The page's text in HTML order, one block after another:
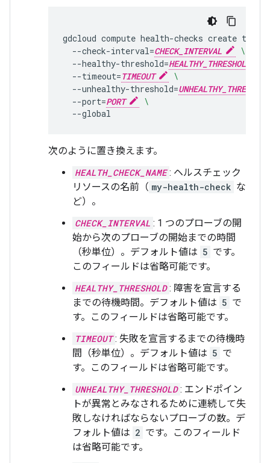
gdcloud compute health-checks create tcp
--check-interval=CHECK_INTERVAL
\
--healthy-threshold=HEALTHY_THRESHOLD
--timeout=TIMEOUT
\
--unhealthy-threshold=UNHEALTHY_THRESHOLD
--port=PORT
\
次のように置き換えます。
HEALTH_CHECK_NAME : ヘルスチェック
リソースの名前（ my-health-check な
ど）。
CHECK_INTERVAL : 1 つのプローブの開
始から次のプローブの開始までの時間
（秒単位）。デフォルト値は 5 です。
このフィールドは省略可能です。
HEALTHY_THRESHOLD : 障害を宣言する
までの待機時間。デフォルト値は 5 で
す。このフィールドは省略可能です。
TIMEOUT : 失敗を宣言するまでの待機時
間（秒単位）。デフォルト値は 5 で
す。このフィールドは省略可能です。
UNHEALTHY_THRESHOLD : エンドポイン
トが異常とみなされるために連続して失
敗しなければならないプローブの数。デ
フォルト値は 2 です。このフィールド
は省略可能です。